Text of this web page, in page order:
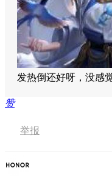
发热倒还好呀，没感
赞
举报